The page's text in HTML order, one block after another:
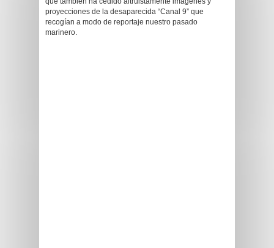
proyecciones de la desaparecida “Canal 9” que
recogían a modo de reportaje nuestro pasado
marinero.